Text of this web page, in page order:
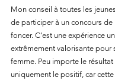
Mon conseil à toutes les
de participer à un concours de
foncer. C’est une expérience
extrêmement valorisante pour
femme. Peu importe le
uniquement le positif, car